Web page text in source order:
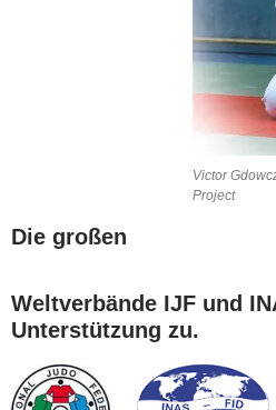
Victor
Project
Die großen
Weltverbände IJF und
Unterstützung zu.